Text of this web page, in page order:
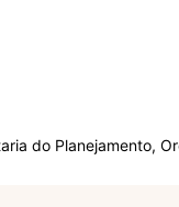
do Planejamento,